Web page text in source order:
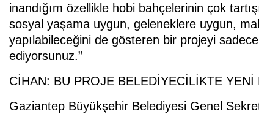
inandığım özellikle hobi bahçelerinin çok
sosyal yaşama uygun, geleneklere uygun,
yapılabileceğini de gösteren bir projeyi
ediyorsunuz.”
CİHAN: BU PROJE BELEDİYECİLİKTE YENİ
Gaziantep Büyükşehir Belediyesi Genel